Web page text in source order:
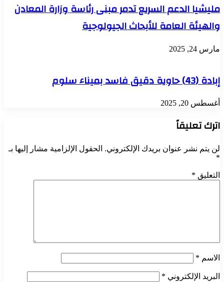
مليشيا الدعم السريع تدمر مبنى رئاسة وزارة المعادن
والهيئة العامة للأبحاث الجيولوجية
مارس 24, 2025
إبادة (43) حاوية دقيق فاسد بميناء سلوم
أغسطس 20, 2025
اترك تعليقاً
لن يتم نشر عنوان بريدك الإلكتروني. الحقول الإلزامية مشار إليها بـ
*
التعليق *
الاسم *
البريد الإلكتروني *